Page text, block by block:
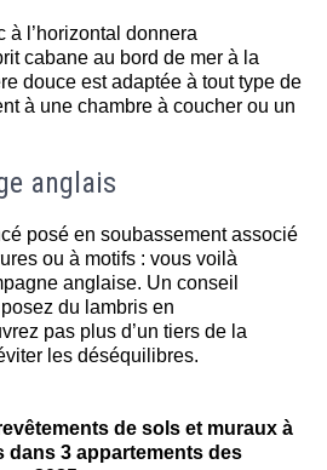
à l’horizontal donnera
cabane au bord de mer à la
douce est adaptée à tout type de
à une chambre à coucher ou un
anglais
posé en soubassement associé
ou à motifs : vous voilà
anglaise. Un conseil
du lambris en
pas plus d’un tiers de la
les déséquilibres.
de sols et muraux à
dans 3 appartements des